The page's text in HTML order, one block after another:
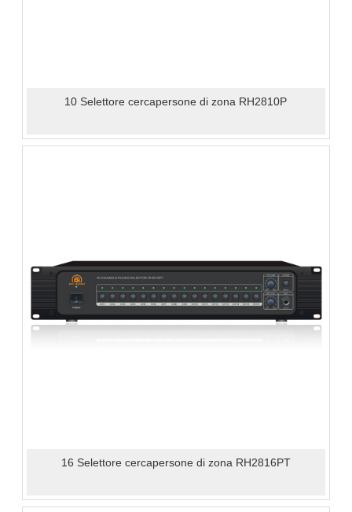
10 Selettore cercapersone di zona RH2810P
16 Selettore cercapersone di zona RH2816PT